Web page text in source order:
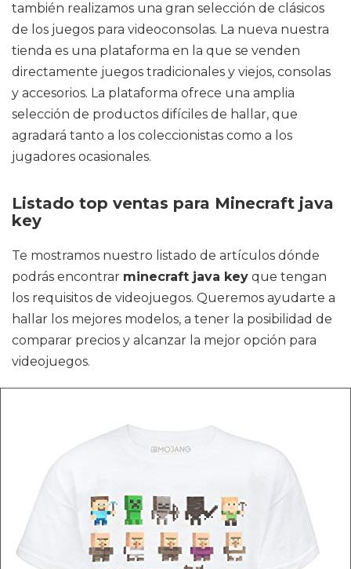
también realizamos una gran selección de clásicos
de los juegos para videoconsolas. La nueva nuestra
tienda es una plataforma en la que se venden
directamente juegos tradicionales y viejos, consolas
y accesorios. La plataforma ofrece una amplia
selección de productos difíciles de hallar, que
agradará tanto a los coleccionistas como a los
jugadores ocasionales.
Listado top ventas para Minecraft java
key
Te mostramos nuestro listado de artículos dónde
podrás encontrar minecraft java key que tengan
los requisitos de videojuegos. Queremos ayudarte a
hallar los mejores modelos, a tener la posibilidad de
comparar precios y alcanzar la mejor opción para
videojuegos.